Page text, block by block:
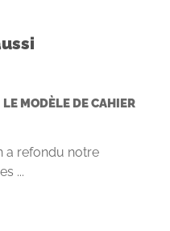
MODÈLE DE CAHIER
a refondu notre
...